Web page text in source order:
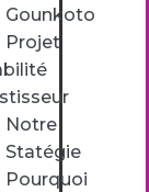
Gounkoto
Projet
Notre
Statégie
Pourquoi